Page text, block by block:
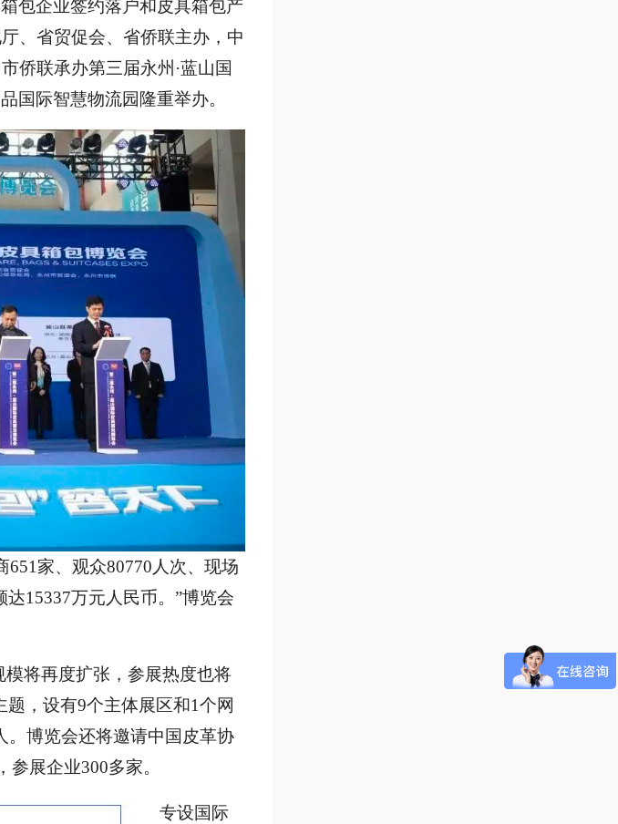
包企业签约落户和皮具箱包产
、省贸促会、省侨联主办，中
侨联承办第三届永州 ·蓝山国
国际智慧物流园隆重举办。
家、观众80770人次、现场
15337万元人民币。”博览会
模将再度扩张，参展热度也将
题，设有9个主体展区和1个网
。博览会还将邀请中国皮革协
展企业300多家。
专设国际